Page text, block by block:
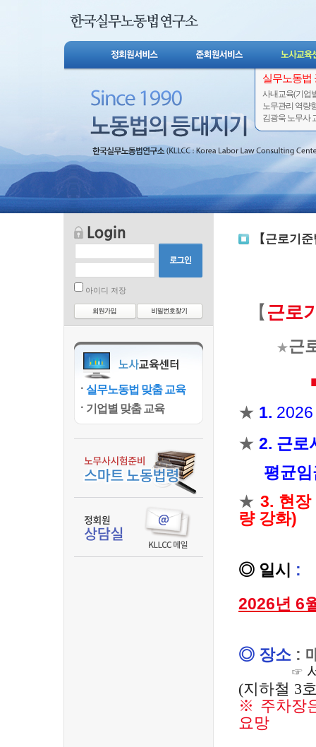
실무노동법
사내교육(기업
노무관리 역량
김광욱 노무사
아이디 저장
실무노동법 맞춤 교육
기업별 맞춤 교육
【근로기
【 근로
★근
★ 1.
★ 2. 근로
평균임
★ 3. 현장
량 강화)
◎ 일시
:
2026년 6
◎ 장소 :
☞
(지하철 3
※ 주차장
요망